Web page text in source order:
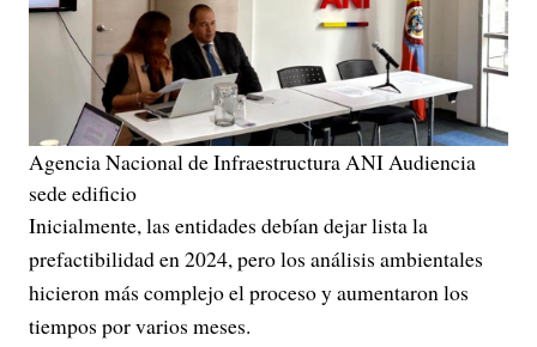
Agencia Nacional de Infraestructura ANI Audiencia
sede edificio
Inicialmente, las entidades debían dejar lista la
prefactibilidad en 2024, pero los análisis ambientales
hicieron más complejo el proceso y aumentaron los
tiempos por varios meses.